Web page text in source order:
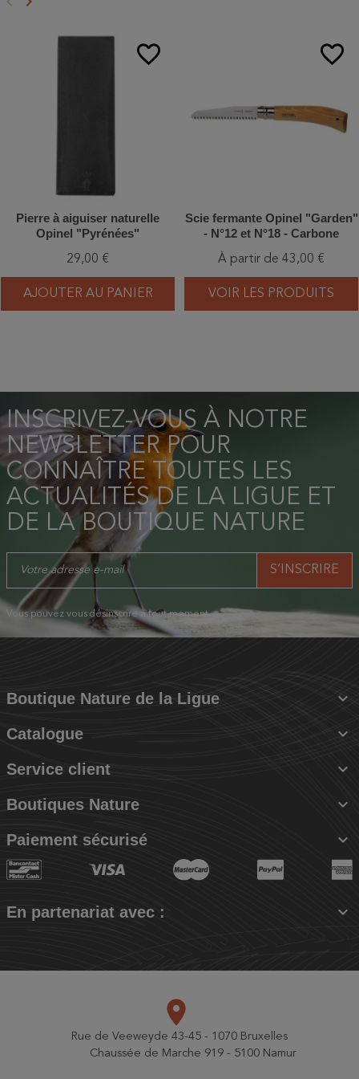
Précédent
Suivant
favorite_border
Pierre à aiguiser naturelle
Opinel "Pyrénées"
29,00 €
AJOUTER AU PANIER
favorite_border
Scie fermante Opinel "Garden"
- N°12 et N°18 - Carbone
À partir de 43,00 €
VOIR LES PRODUITS
INSCRIVEZ-VOUS À NOTRE
NEWSLETTER POUR
CONNAÎTRE TOUTES LES
ACTUALITÉS DE LA LIGUE ET
DE LA BOUTIQUE NATURE
Vous pouvez vous désinscrire à tout moment.
Boutique Nature de la Ligue 
Catalogue 
Service client 
Boutiques Nature 
Paiement sécurisé 
En partenariat avec : 
place
Rue de Veeweyde 43-45 - 1070 Bruxelles
Chaussée de Marche 919 - 5100 Namur